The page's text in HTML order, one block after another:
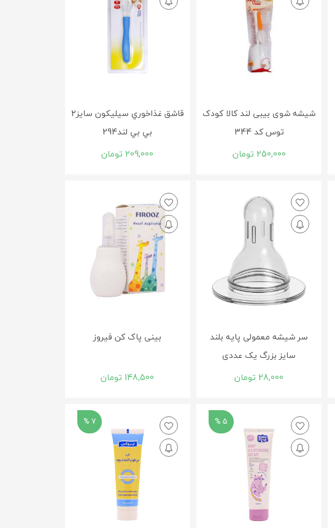
شیشه شوی بیبی لند کالا کودک
توس کد 344
250,000 تومان
قاشق غذاخوري سيليکون سايز2
بي بي لند294
209,000 تومان
سر شیشه معمولی پایه بلند
سایز بزرگ یک عددی
28,000 تومان
بینی پاک کن فیروز
148,500 تومان
5 %
7 %